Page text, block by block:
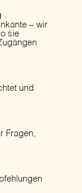
– wir
sie
und
Fragen,